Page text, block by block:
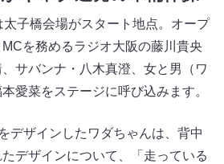
太子橋会場がスタート地点。オープ
を務めるラジオ大阪の藤川貴央
サバンナ・八木真澄、女と男（ワ
愛菜をステージに呼び込みます。
デザインしたワダちゃんは、背中
デザインについて、「走っている